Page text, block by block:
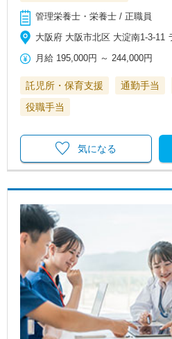
管理栄養士・栄養士 / 正職員
大阪府 大阪市北区 大淀南1-3-11
月給 195,000円 ～244,000円
託児所・保育支援 通勤手当
役職手当
気になる